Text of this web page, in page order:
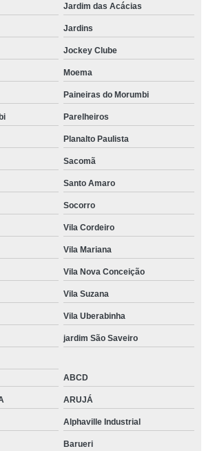
Jardim das Acácias
Jardins
Jockey Clube
Moema
Paineiras do Morumbi
Parelheiros
Planalto Paulista
Sacomã
Santo Amaro
Socorro
Vila Cordeiro
Vila Mariana
Vila Nova Conceição
Vila Suzana
Vila Uberabinha
jardim São Saveiro
ABCD
ARUJÁ
Alphaville Industrial
Barueri